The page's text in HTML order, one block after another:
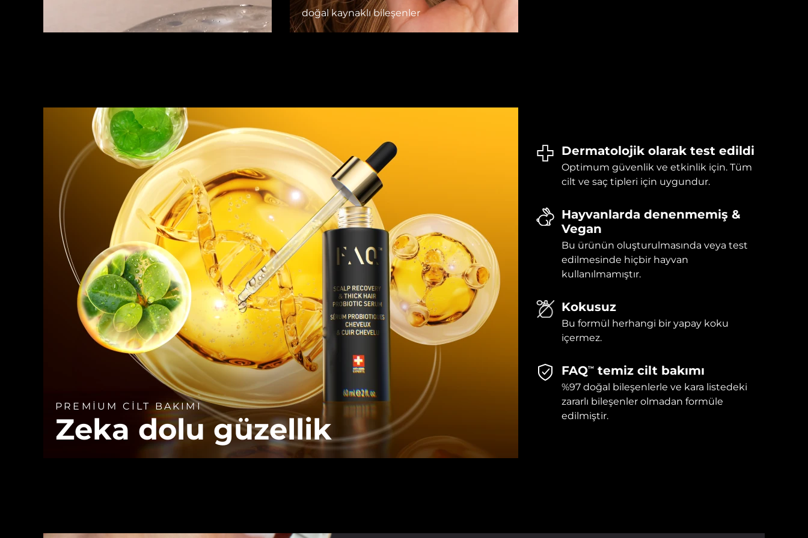
doğal kaynaklı bileşenler
PREMİUM CİLT BAKIMI
Zeka dolu güzellik
Dermatolojik olarak test edildi
Optimum güvenlik ve etkinlik için. Tüm
cilt ve saç tipleri için uygundur.
Hayvanlarda denenmemiş &
Vegan
Bu ürünün oluşturulmasında veya test
edilmesinde hiçbir hayvan
kullanılmamıştır.
Kokusuz
Bu formül herhangi bir yapay koku
içermez.
FAQTMtemiz cilt bakımı
%97 doğal bileşenlerle ve kara listedeki
zararlı bileşenler olmadan formüle
edilmiştir.